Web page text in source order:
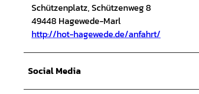
Schützenplatz, Schützenweg 8
49448 Hagewede-Marl
http://hot-hagewede.de/anfahrt/
Social Media